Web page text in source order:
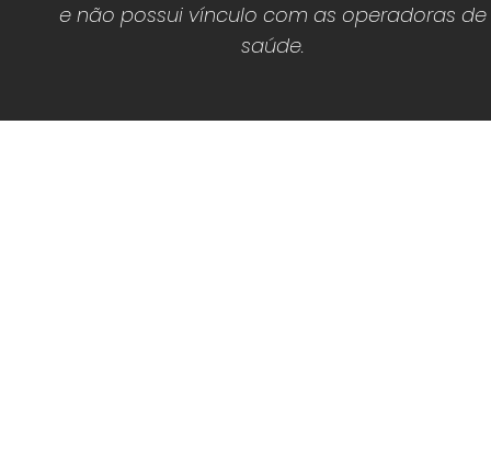
e não possui vínculo com as operadoras de
saúde.